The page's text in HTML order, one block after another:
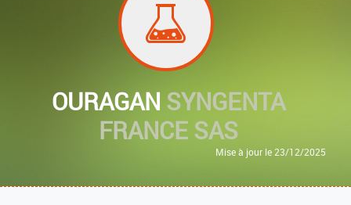
OURAGAN SYNGENTA
FRANCE SAS
Mise à jour le 23/12/2025